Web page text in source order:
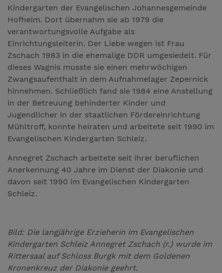
Kindergarten der Evangelischen Johannesgemeinde
Hofheim. Dort übernahm sie ab 1979 die
verantwortungsvolle Aufgabe als
Einrichtungsleiterin. Der Liebe wegen ist Frau
Zschach 1983 in die ehemalige DDR umgesiedelt. Für
dieses Wagnis musste sie einen mehrwöchigen
Zwangsaufenthalt in dem Aufnahmelager Zepernick
hinnehmen. Schließlich fand sie 1984 eine Anstellung
in der Betreuung behinderter Kinder und
Jugendlicher in der staatlichen Fördereinrichtung
Mühltroff, konnte heiraten und arbeitete seit 1990 im
Evangelischen Kindergarten Schleiz.
Annegret Zschach arbeitete seit ihrer beruflichen
Anerkennung 40 Jahre im Dienst der Diakonie und
davon seit 1990 im Evangelischen Kindergarten
Schleiz.
Bild: Die langjährige Erzieherin im Evangelischen
Kindergarten Schleiz Annegret Zschach (r.) wurde im
Rittersaal auf Schloss Burgk mit dem Goldenen
Kronenkreuz der Diakonie geehrt.